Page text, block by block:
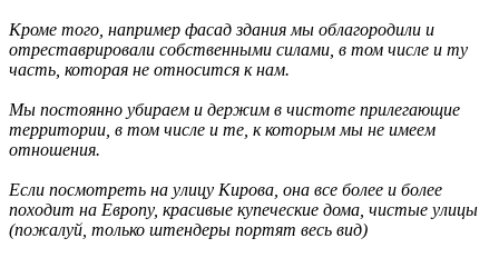
Кроме того, например фасад здания мы облагородили и
отреставрировали собственными силами, в том числе и ту
часть, которая не относится к нам.
Мы постоянно убираем и держим в чистоте прилегающие
территории, в том числе и те, к которым мы не имеем
отношения.
Если посмотреть на улицу Кирова, она все более и более
походит на Европу, красивые купеческие дома, чистые улицы
(пожалуй, только штендеры портят весь вид)